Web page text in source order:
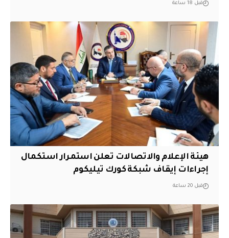
قبل 18 ساعة
هيئة الإعلام والاتصالات تعلن استمرار استكمال
إجراءات إيقاف شبكة كورك تيليكوم
قبل 20 ساعة